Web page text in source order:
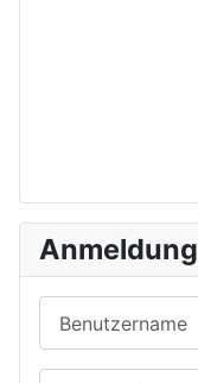
Anmeldung